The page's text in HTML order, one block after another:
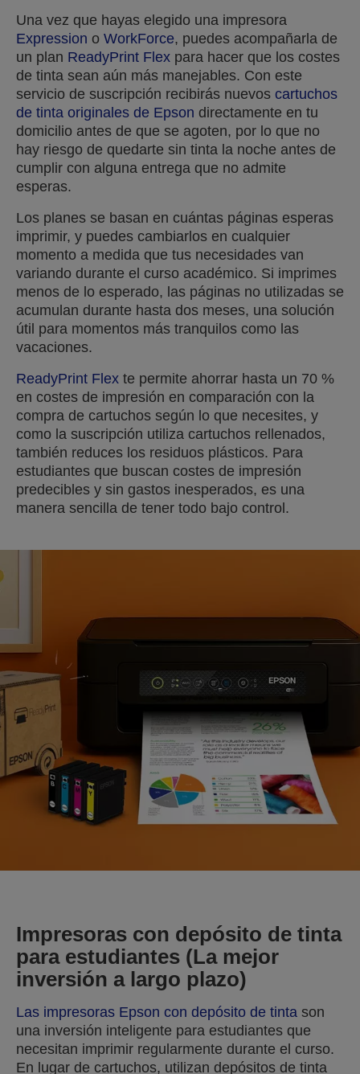
Una vez que hayas elegido una impresora
Expression o WorkForce, puedes acompañarla de
un plan ReadyPrint Flex para hacer que los costes
de tinta sean aún más manejables. Con este
servicio de suscripción recibirás nuevos cartuchos
de tinta originales de Epson directamente en tu
domicilio antes de que se agoten, por lo que no
hay riesgo de quedarte sin tinta la noche antes de
cumplir con alguna entrega que no admite
esperas.
Los planes se basan en cuántas páginas esperas
imprimir, y puedes cambiarlos en cualquier
momento a medida que tus necesidades van
variando durante el curso académico. Si imprimes
menos de lo esperado, las páginas no utilizadas se
acumulan durante hasta dos meses, una solución
útil para momentos más tranquilos como las
vacaciones.
ReadyPrint Flex te permite ahorrar hasta un 70 %
en costes de impresión en comparación con la
compra de cartuchos según lo que necesites, y
como la suscripción utiliza cartuchos rellenados,
también reduces los residuos plásticos. Para
estudiantes que buscan costes de impresión
predecibles y sin gastos inesperados, es una
manera sencilla de tener todo bajo control.
Impresoras con depósito de tinta
para estudiantes (La mejor
inversión a largo plazo)
Las impresoras Epson con depósito de tinta son
una inversión inteligente para estudiantes que
necesitan imprimir regularmente durante el curso.
En lugar de cartuchos, utilizan depósitos de tinta